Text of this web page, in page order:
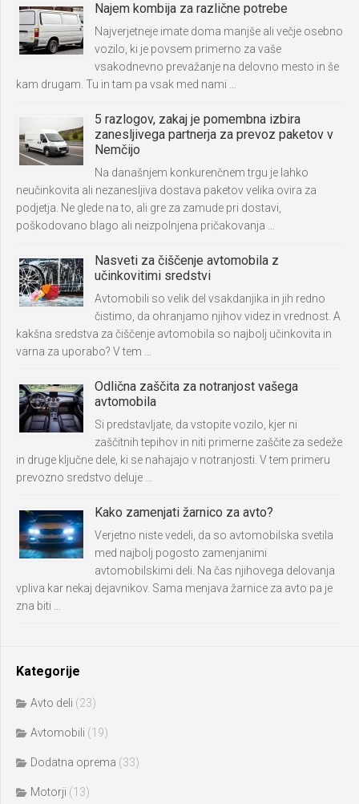
Najem kombija za različne potrebe
Najverjetneje imate doma manjše ali večje osebno
vozilo, ki je povsem primerno za vaše
vsakodnevno prevažanje na delovno mesto in še
kam drugam. Tu in tam pa vsak med nami …
5 razlogov, zakaj je pomembna izbira
zanesljivega partnerja za prevoz paketov v
Nemčijo
Na današnjem konkurenčnem trgu je lahko
neučinkovita ali nezanesljiva dostava paketov velika ovira za
podjetja. Ne glede na to, ali gre za zamude pri dostavi,
poškodovano blago ali neizpolnjena pričakovanja …
Nasveti za čiščenje avtomobila z
učinkovitimi sredstvi
Avtomobili so velik del vsakdanjika in jih redno
čistimo, da ohranjamo njihov videz in vrednost. A
kakšna sredstva za čiščenje avtomobila so najbolj učinkovita in
varna za uporabo? V tem …
Odlična zaščita za notranjost vašega
avtomobila
Si predstavljate, da vstopite vozilo, kjer ni
zaščitnih tepihov in niti primerne zaščite za sedeže
in druge ključne dele, ki se nahajajo v notranjosti. V tem primeru
prevozno sredstvo deluje …
Kako zamenjati žarnico za avto?
Verjetno niste vedeli, da so avtomobilska svetila
med najbolj pogosto zamenjanimi
avtomobilskimi deli. Na čas njihovega delovanja
vpliva kar nekaj dejavnikov. Sama menjava žarnice za avto pa je
zna biti …
Kategorije
Avto deli (23)
Avtomobili (19)
Dodatna oprema (33)
Motorji (13)